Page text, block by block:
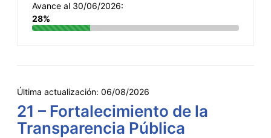
Avance al 30/06/2026:
28%
Última actualización: 06/08/2026
21 – Fortalecimiento de la
Transparencia Pública